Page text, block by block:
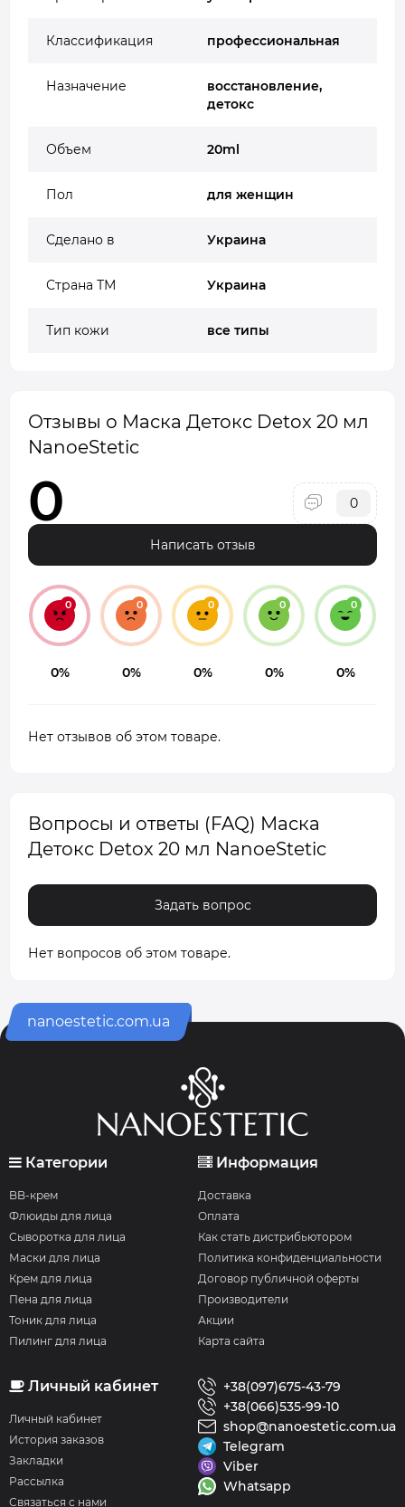
Классификация профессиональная
Назначение
восстановление,
детокс
Объем 20ml
Пол для женщин
Сделано в Украина
Страна ТМ Украина
Тип кожи все типы
Отзывы о Маска Детокс Detox 20 мл
NanoeStetic
0 0
Написать отзыв
0
0%
0
0%
0
0%
0
0%
0
0%
Нет отзывов об этом товаре.
Вопросы и ответы (FAQ) Маска
Детокс Detox 20 мл NanoeStetic
Задать вопрос
Нет вопросов об этом товаре.
nanoestetic.com.ua
Категории
BB-крем
Флюиды для лица
Сыворотка для лица
Маски для лица
Крем для лица
Пена для лица
Тоник для лица
Пилинг для лица
Информация
Доставка
Оплата
Как стать дистрибьютором
Политика конфиденциальности
Договор публичной оферты
Производители
Акции
Карта сайта
Личный кабинет
Личный кабинет
История заказов
Закладки
Рассылка
Связаться с нами
+38(097)675-43-79
+38(066)535-99-10
shop@nanoestetic.com.ua
Telegram
Viber
Whatsapp